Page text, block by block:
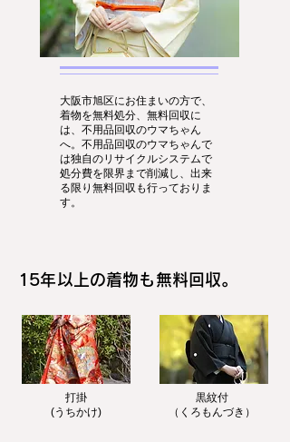
大阪市旭区にお住まいの方で、
着物を無料処分、無料回収に
は、不用品回収のウマちゃん
へ。不用品回収のウマちゃんで
は独自のリサイクルシステムで
処分費を限界まで削減し、出来
る限り無料回収も行っておりま
す。
15年以上の着物も無料回収。
​打掛
(うちかけ)
黒紋付
（くろもんづき）